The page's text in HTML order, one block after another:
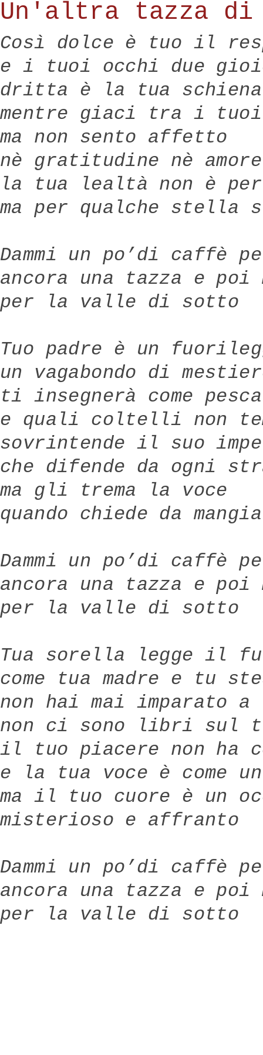
Un'altra tazza
Così dolce è tuo il
e i tuoi occhi due
dritta è la tua schiena
mentre giaci tra i
ma non sento affetto
nè gratitudine nè amore
la tua lealtà non è per
ma per qualche stella
Dammi un po’di caffè
ancora una tazza e poi
per la valle di sotto
Tuo padre è un
un vagabondo di
ti insegnerà come
e quali coltelli non
sovrintende il suo
che difende da ogni
ma gli trema la voce
quando chiede da
Dammi un po’di caffè
ancora una tazza e poi
per la valle di sotto
Tua sorella legge il
come tua madre e tu
non hai mai imparato
non ci sono libri sul
il tuo piacere non ha
e la tua voce è come
ma il tuo cuore è un
misterioso e affranto
Dammi un po’di caffè
ancora una tazza e poi
per la valle di sotto